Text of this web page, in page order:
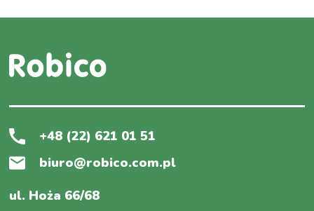
+48 (22) 621 01 51
biuro@robico.com.pl
ul. Hoża 66/68